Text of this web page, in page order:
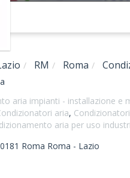
RM Roma
aria impianti - installazione e
aria,
aria per uso
Roma Roma - Lazio